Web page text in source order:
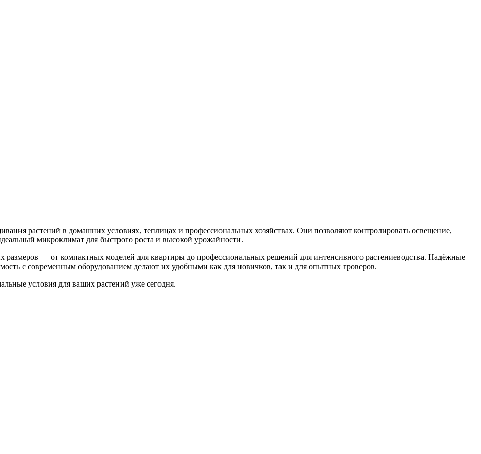
растений в домашних условиях, теплицах и профессиональных хозяйствах. Они позволяют контролировать освещение,
микроклимат для быстрого роста и высокой урожайности.
размеров — от компактных моделей для квартиры до профессиональных решений для интенсивного растениеводства. Надёжные
с современным оборудованием делают их удобными как для новичков, так и для опытных гроверов.
условия для ваших растений уже сегодня.